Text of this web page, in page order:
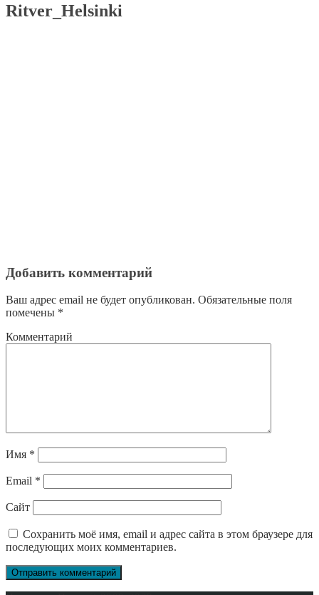
Ritver_Helsinki
Добавить комментарий
Ваш адрес email не будет опубликован. Обязательные поля
помечены *
Комментарий
Имя *
Email *
Сайт
Сохранить моё имя, email и адрес сайта в этом браузере для
последующих моих комментариев.